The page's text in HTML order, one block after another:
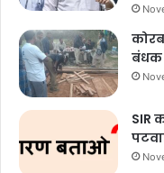
बंधक
SIR